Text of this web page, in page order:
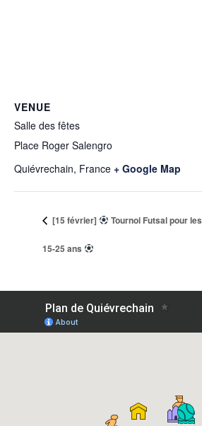
VENUE
Salle des fêtes
Place Roger Salengro
Quiévrechain, France + Google Map
[15 février] Tournoi Futsal pour les
15-25 ans